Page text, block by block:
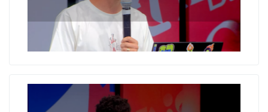
Descubra sua melhor versão